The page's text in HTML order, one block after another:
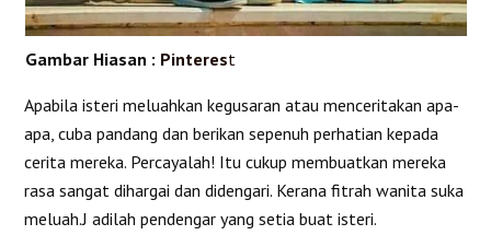
Gambar Hiasan : Pinterest
Apabila isteri meluahkan kegusaran atau menceritakan apa-
apa, cuba pandang dan berikan sepenuh perhatian kepada
cerita mereka. Percayalah! Itu cukup membuatkan mereka
rasa sangat dihargai dan didengari. Kerana fitrah wanita suka
meluah.J adilah pendengar yang setia buat isteri.